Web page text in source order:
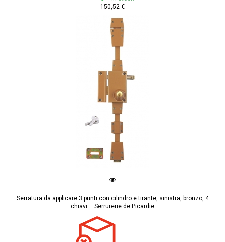
150,52 €
Serratura da applicare 3 punti con cilindro e tirante, sinistra, bronzo, 4
chiavi – Serrurerie de Picardie